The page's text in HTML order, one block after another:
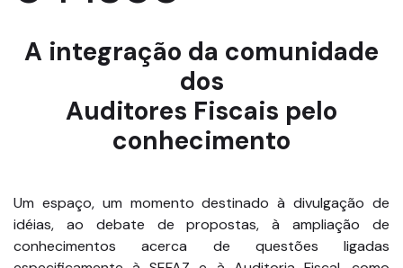
A integração da comunidade
dos
Auditores Fiscais pelo
conhecimento
Um espaço, um momento destinado à divulgação de
idéias, ao debate de propostas, à ampliação de
conhecimentos acerca de questões ligadas